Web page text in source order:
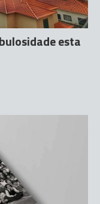
esta